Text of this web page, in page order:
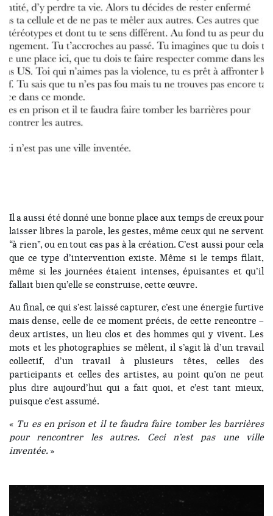
Il a aussi été donné une bonne place aux temps de creux pour
laisser libres la parole, les gestes, même ceux qui ne servent
“à rien”, ou en tout cas pas à la création. C’est aussi pour cela
que ce type d’intervention existe. Même si le temps filait,
même si les journées étaient intenses, épuisantes et qu’il
fallait bien qu’elle se construise, cette œuvre.
Au final, ce qui s’est laissé capturer, c’est une énergie furtive
mais dense, celle de ce moment précis, de cette rencontre –
deux artistes, un lieu clos et des hommes qui y vivent. Les
mots et les photographies se mêlent, il s’agit là d’un travail
collectif, d’un travail à plusieurs têtes, celles des
participants et celles des artistes, au point qu’on ne peut
plus dire aujourd’hui qui a fait quoi, et c’est tant mieux,
puisque c’est assumé.
« Tu es en prison et il te faudra faire tomber les barrières
pour rencontrer les autres. Ceci n’est pas une ville
inventée.»